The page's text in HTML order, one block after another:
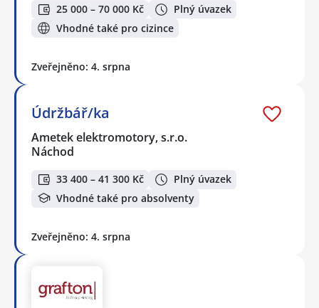
25 000 – 70 000 Kč
Plný úvazek
Vhodné také pro cizince
Zveřejněno: 4. srpna
Údržbář/ka
Ametek elektromotory, s.r.o.
Náchod
33 400 – 41 300 Kč
Plný úvazek
Vhodné také pro absolventy
Zveřejněno: 4. srpna